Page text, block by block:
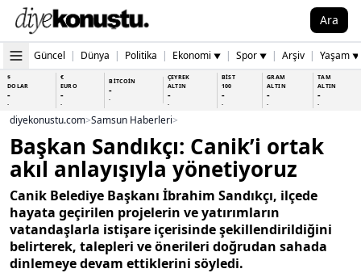
Ara
Güncel | Dünya | Politika | Ekonomi ▼ | Spor ▼ | Arşiv | Yaşam ▼
$
DOLAR
-
-
€
EURO
-
-
BİTCOİN
-
-
ÇEYREK
ALTIN
-
-
BİST
100
-
-
GRAM
ALTIN
-
-
TAM
ALTIN
-
-
diyekonustu.com>Samsun Haberleri>
Başkan Sandıkçı: Canik’i ortak
akıl anlayışıyla yönetiyoruz
Canik Belediye Başkanı İbrahim Sandıkçı, ilçede
hayata geçirilen projelerin ve yatırımların
vatandaşlarla istişare içerisinde şekillendirildiğini
belirterek, talepleri ve önerileri doğrudan sahada
dinlemeye devam ettiklerini söyledi.